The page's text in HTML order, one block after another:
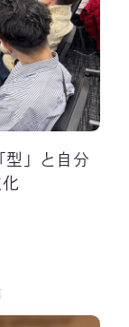
型」と自分